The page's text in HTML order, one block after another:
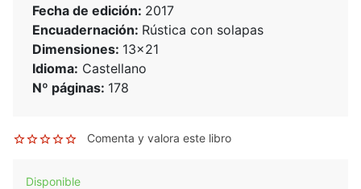
Fecha de edición: 2017
Encuadernación: Rústica con solapas
Dimensiones: 13x21
Idioma: Castellano
Nº páginas: 178
Comenta y valora este libro
Disponible